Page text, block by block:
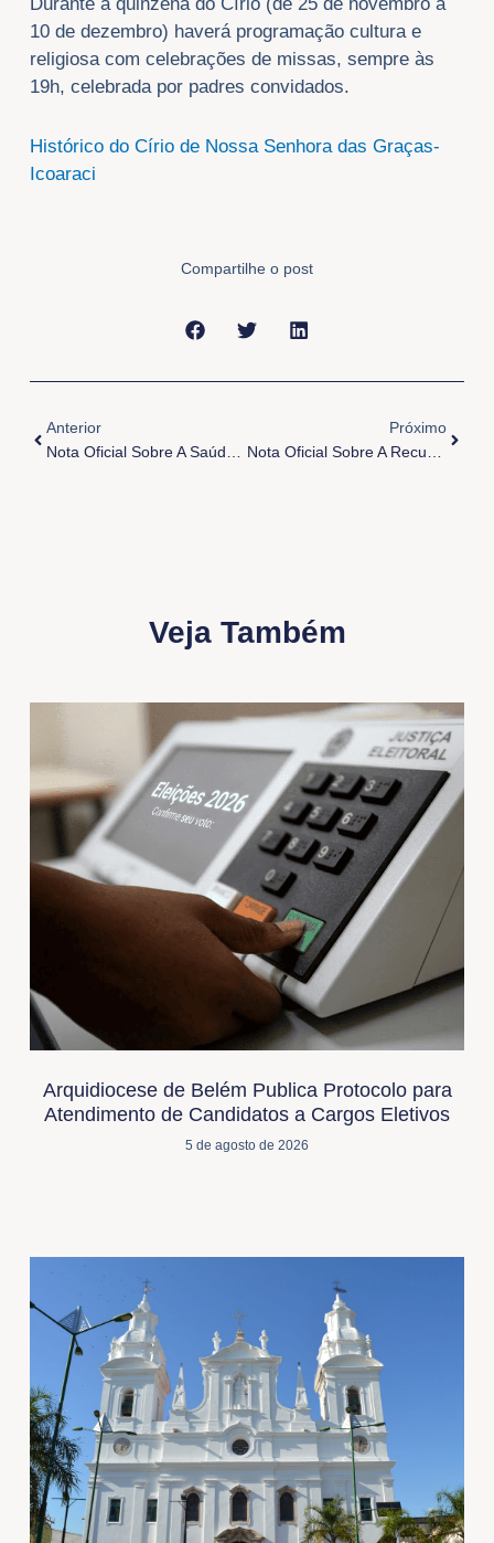
10 de dezembro) haverá programação cultura e
religiosa com celebrações de missas, sempre às
19h, celebrada por padres convidados.
Histórico do Círio de Nossa Senhora das Graças-
Icoaraci
Compartilhe o post
Anterior
Nota Oficial Sobre A Saúde De Dom Alberto Taveira Corrêa
Próximo
Nota Oficial Sobre A Recuperação De Dom Alberto Taveira Corrêa
Veja Também
Arquidiocese de Belém Publica Protocolo para
Atendimento de Candidatos a Cargos Eletivos
5 de agosto de 2026